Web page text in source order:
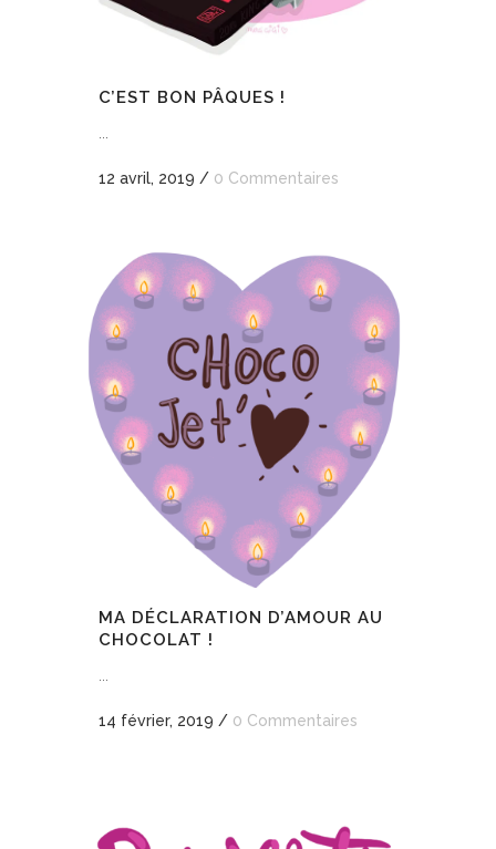
C’EST BON PÂQUES !
12 avril, 2019 / 0 Commentaires
MA DÉCLARATION D’AMOUR AU
CHOCOLAT !
...
14 février, 2019 / 0 Commentaires